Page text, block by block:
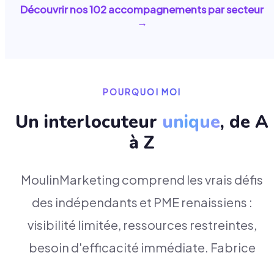
Découvrir nos102accompagnements par secteur
→
POURQUOI MOI
Un interlocuteur unique, de A
à Z
MoulinMarketing comprend les vrais défis
des indépendants et PME renaissiens :
visibilité limitée, ressources restreintes,
besoin d'efficacité immédiate. Fabrice